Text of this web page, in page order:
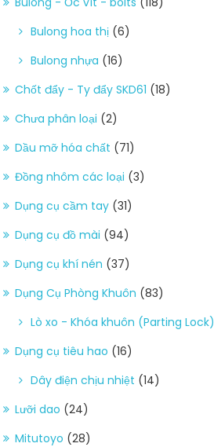
Bulong hoa thị (6)
Bulong nhựa (16)
Chốt đẩy - Ty đẩy SKD61 (18)
Chưa phân loại (2)
Dầu mỡ hóa chất (71)
Đồng nhôm các loại (3)
Dụng cụ cầm tay (31)
Dụng cụ đồ mài (94)
Dụng cụ khí nén (37)
Dụng Cụ Phòng Khuôn (83)
Lò xo - Khóa khuôn (Parting Lock)
Dụng cụ tiêu hao (16)
Dây điện chịu nhiệt (14)
Lưỡi dao (24)
Mitutoyo (28)